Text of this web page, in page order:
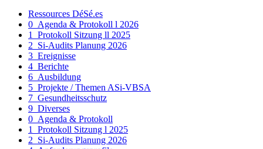
Ressources DéSé.es
0_Agenda & Protokoll l 2026
1_Protokoll Sitzung ll 2025
2_Si-Audits Planung 2026
3_Ereignisse
4_Berichte
6_Ausbildung
5_Projekte / Themen ASi-VBSA
7_Gesundheitsschutz
9_Diverses
0_Agenda & Protokoll
1_Protokoll Sitzung l 2025
2_Si-Audits Planung 2026